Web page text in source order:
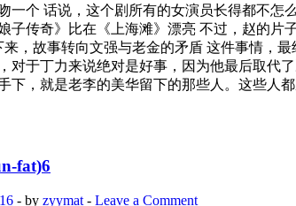
一个 话说，这个剧所有的女演员长得都不
子传奇》比在《上海滩》漂亮 不过，赵的
，故事转向文强与老金的矛盾 这件事情，
对于丁力来说绝对是好事，因为他最后取代
下，就是老李的美华留下的那些人。这些
fat)6
- by zyymat - Leave a Comment